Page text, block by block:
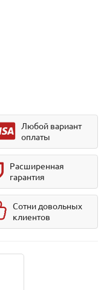
Любой вариант
оплаты
Расширенная
гарантия
Сотни довольных
клиентов